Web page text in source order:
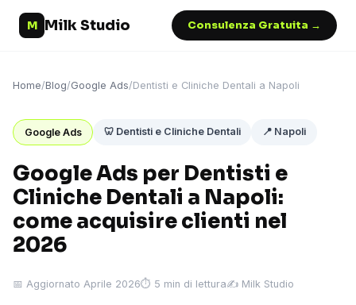
M Milk Studio Consulenza Gratuita →
Home/Blog/Google Ads/Dentisti e Cliniche Dentali a Napoli
Google Ads 🦷 Dentisti e Cliniche Dentali 📍 Napoli
Google Ads per Dentisti e
Cliniche Dentali a Napoli:
come acquisire clienti nel
2026
📅 Aggiornato Aprile 2026⏱ 5 min di lettura✍️ Milk Studio